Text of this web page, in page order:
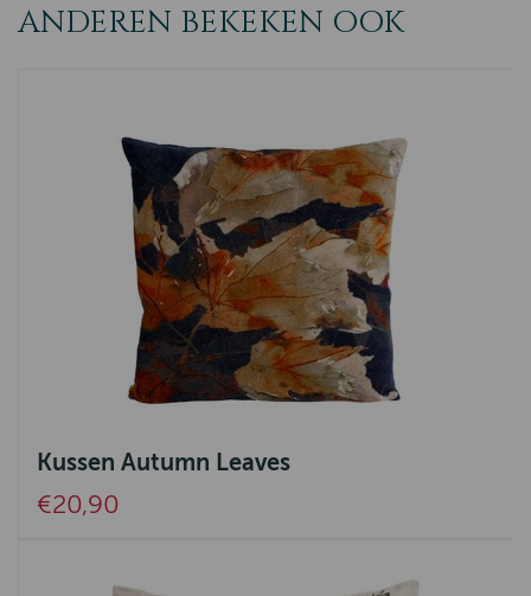
ANDEREN BEKEKEN OOK
Kussen Autumn Leaves
€20,90